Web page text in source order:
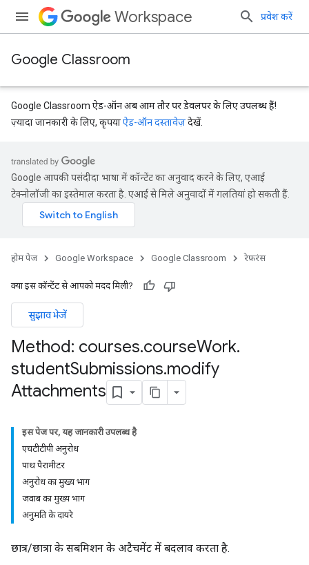
Workspace प्रवेश करें
Google Classroom
Google Classroom ऐड-ऑन अब आम तौर पर डेवलपर के लिए उपलब्ध हैं!
ज़्यादा जानकारी के लिए, कृपयाऐड-ऑन दस्तावेज़देखें.
Google आपकी पसंदीदा भाषा में कॉन्टेंट का अनुवाद करने के लिए, एआई
टेक्नोलॉजी का इस्तेमाल करता है. एआई से मिले अनुवादों में गलतियां हो सकती हैं.
होम पेज Google Workspace Google Classroom रेफ़रंस
क्या इस कॉन्टेंट से आपको मदद मिली?
सुझाव भेजें
Method: courses.courseWork.
studentSubmissions.modify
Attachments
इस पेज पर, यह जानकारी उपलब्ध है
एचटीटीपी अनुरोध
पाथ पैरामीटर
अनुरोध का मुख्य भाग
जवाब का मुख्य भाग
अनुमति के दायरे
छात्र/छात्रा के सबमिशन के अटैचमेंट में बदलाव करता है.